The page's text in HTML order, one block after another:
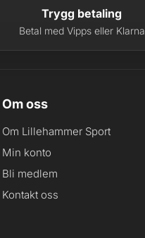
Trygg betaling
Betal med Vipps eller Klarna
Om oss
Om Lillehammer Sport
Min konto
Bli medlem
Kontakt oss